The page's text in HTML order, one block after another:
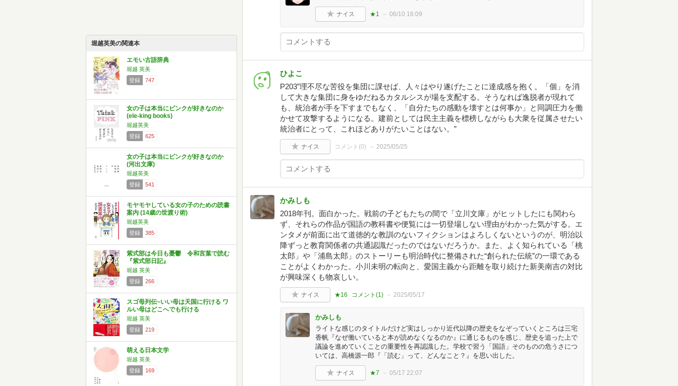
堀越英美の関連本
エモい古語辞典
堀越 英美
登録
747
女の子は本当にピンクが好きなのか
(ele-king books)
堀越英美
登録
625
女の子は本当にピンクが好きなのか
(河出文庫)
堀越英美
登録
541
モヤモヤしている女の子のための読書
案内 (14歳の世渡り術)
堀越英美
登録
385
紫式部は今日も憂鬱 令和言葉で読む
『紫式部日記』
堀越 英美
登録
266
スゴ母列伝~いい母は天国に行ける ワ
ルい母はどこへでも行ける
堀越 英美
登録
219
萌える日本文学
堀越 英美
登録
169
ナイス ★1 06/10 16:09
ひよこ
P203”理不尽な苦役を集団に課せば、人々はやり遂げたことに達成感を抱く。「個」を消
して大きな集団に身をゆだねるカタルシスが場を支配する。そうなれば逸脱者が現れて
も、統治者が手を下すまでもなく、「自分たちの感動を壊すとは何事か」と同調圧力を働
かせて攻撃するようになる。建前としては民主主義を標榜しながらも大衆を従属させたい
統治者にとって、これほどありがたいことはない。”
ナイス コメント(0) 2025/05/25
かみしも
2018年刊。面白かった。戦前の子どもたちの間で「立川文庫」がヒットしたにも関わら
ず、それらの作品が国語の教科書や便覧には一切登場しない理由がわかった気がする。エ
ンタメが前面に出て道徳的な教訓のないフィクションはよろしくないというのが、明治以
降ずっと教育関係者の共通認識だったのではないだろうか。また、よく知られている「桃
太郎」や「浦島太郎」のストーリーも明治時代に整備された“創られた伝統”の一環である
ことがよくわかった。小川未明の転向と、愛国主義から距離を取り続けた新美南吉の対比
が興味深くも物哀しい。
ナイス ★16 コメント(1) 2025/05/17
かみしも
ライトな感じのタイトルだけど実はしっかり近代以降の歴史をなぞっていくところは三宅
香帆『なぜ働いていると本が読めなくなるのか』に通じるものを感じ、歴史を追った上で
議論を進めていくことの重要性を再認識した。学校で習う「国語」そのものの危うさにつ
いては、高橋源一郎『「読む」って、どんなこと？』を思い出した。
ナイス ★7 05/17 22:07